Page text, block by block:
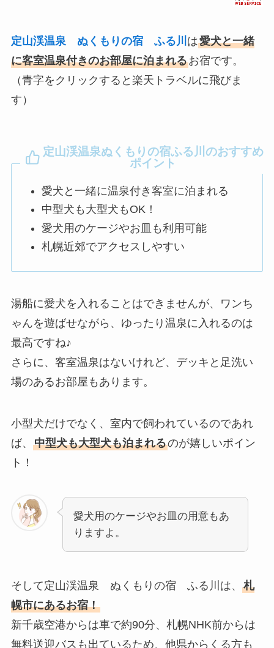
定山渓温泉 ぬくもりの宿 ふる川 は愛犬と一緒
に客室温泉付きのお部屋に泊まれるお宿です。
（青字をクリックすると楽天トラベルに飛びま
す）
定山渓温泉ぬくもりの宿ふる川のおすすめ
ポイント
愛犬と一緒に温泉付き客室に泊まれる
中型犬も大型犬もOK！
愛犬用のケージやお皿も利用可能
札幌近郊でアクセスしやすい
湯船に愛犬を入れることはできませんが、ワンち
ゃんを遊ばせながら、ゆったり温泉に入れるのは
最高ですね♪
さらに、客室温泉はないけれど、デッキと足洗い
場のあるお部屋もあります。
小型犬だけでなく、室内で飼われているのであれ
ば、 中型犬も大型犬も泊まれるのが嬉しいポイン
ト！
愛犬用のケージやお皿の用意もあ
りますよ。
そして定山渓温泉 ぬくもりの宿 ふる川は、 札
幌市にあるお宿！
新千歳空港からは車で約90分、札幌NHK前からは
無料送迎バスも出ているため、他県からくる方も